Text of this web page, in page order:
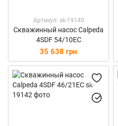
Артикул: sk-19140
Скважинный насос Calpeda
4SDF 54/10EC
35 638 грн